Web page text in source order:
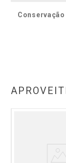
Conservação